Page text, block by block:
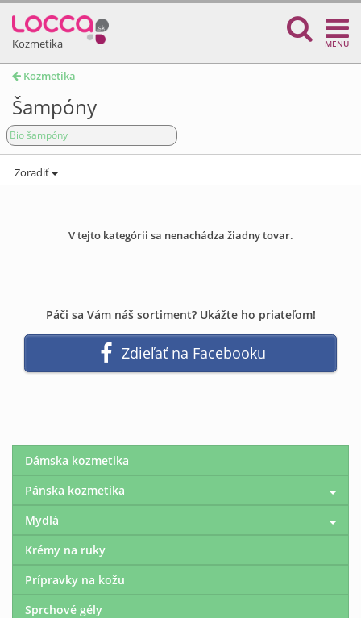
Kozmetika MENU
Kozmetika
Šampóny
Bio šampóny
Zoradiť
V tejto kategórii sa nenachádza žiadny tovar.
Páči sa Vám náš sortiment? Ukážte ho priateľom!
Zdieľať na Facebooku
Dámska kozmetika
Pánska kozmetika
Mydlá
Krémy na ruky
Prípravky na kožu
Sprchové gély